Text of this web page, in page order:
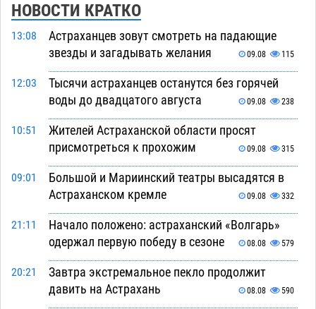
НОВОСТИ КРАТКО
13:08
Астраханцев зовут смотреть на падающие
звезды и загадывать желания
09.08 115
12:03
Тысячи астраханцев останутся без горячей
воды до двадцатого августа
09.08 238
10:51
Жителей Астраханской области просят
присмотреться к прохожим
09.08 315
09:01
Большой и Мариинский театры высадятся в
Астраханском кремле
09.08 332
21:11
Начало положено: астраханский «Волгарь»
одержал первую победу в сезоне
08.08 579
20:21
Завтра экстремальное пекло продолжит
давить на Астрахань
08.08 590